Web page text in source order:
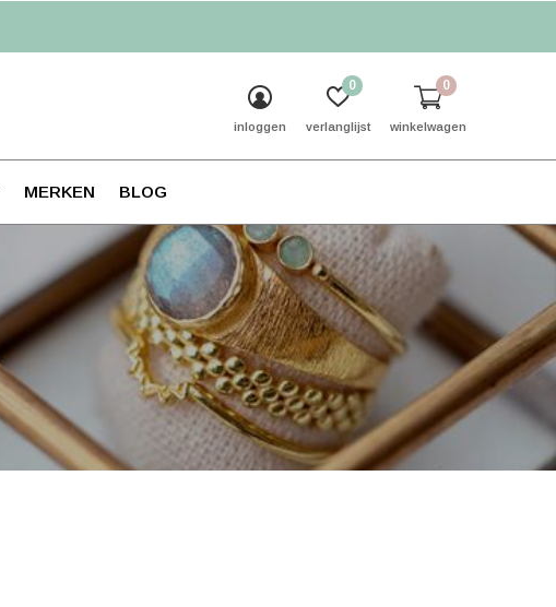
MERKEN BLOG
inloggen verlanglijst
0
winkelwagen
0